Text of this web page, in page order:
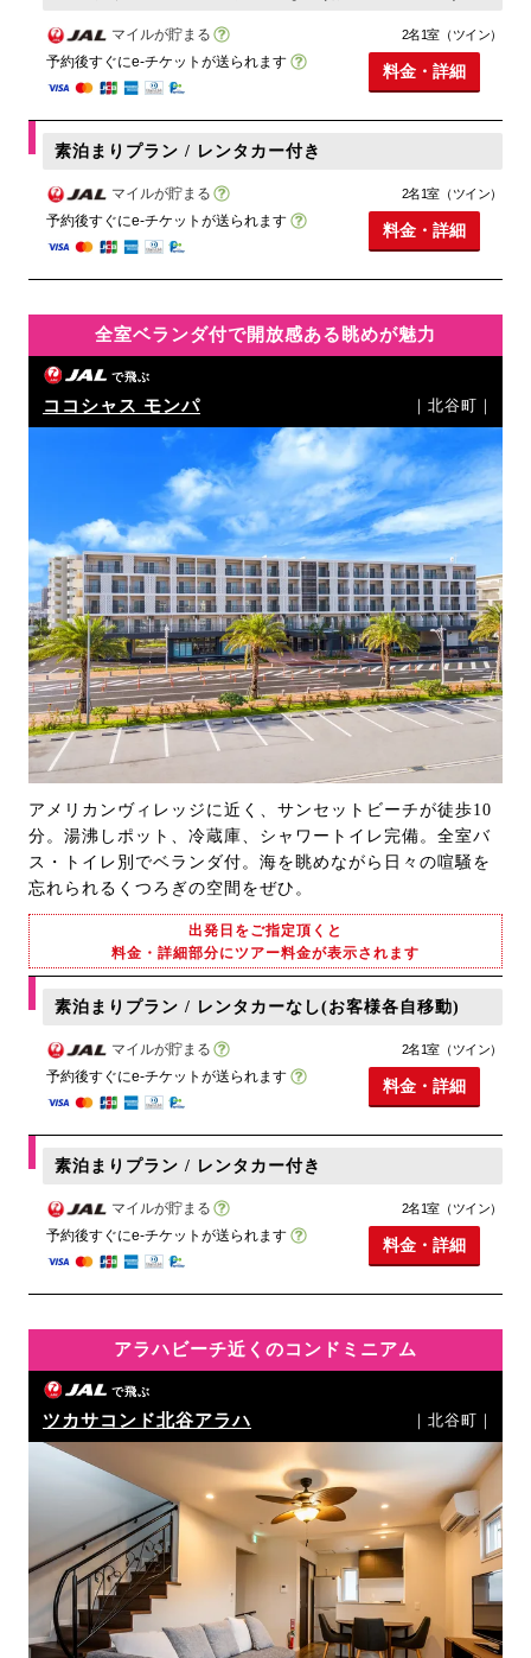
マイルが貯まる
予約後すぐにe-チケットが送られます
2名1室（ツイン）
料金・詳細
素泊まりプラン / レンタカー付き
マイルが貯まる
予約後すぐにe-チケットが送られます
2名1室（ツイン）
料金・詳細
全室ベランダ付で開放感ある眺めが魅力
で飛ぶ
ココシャス モンパ ｜北谷町｜
アメリカンヴィレッジに近く、サンセットビーチが徒歩10
分。湯沸しポット、冷蔵庫、シャワートイレ完備。全室バ
ス・トイレ別でベランダ付。海を眺めながら日々の喧騒を
忘れられるくつろぎの空間をぜひ。
出発日をご指定頂くと
料金・詳細部分にツアー料金が表示されます
素泊まりプラン / レンタカーなし(お客様各自移動)
マイルが貯まる
予約後すぐにe-チケットが送られます
2名1室（ツイン）
料金・詳細
素泊まりプラン / レンタカー付き
マイルが貯まる
予約後すぐにe-チケットが送られます
2名1室（ツイン）
料金・詳細
アラハビーチ近くのコンドミニアム
で飛ぶ
ツカサコンド北谷アラハ ｜北谷町｜